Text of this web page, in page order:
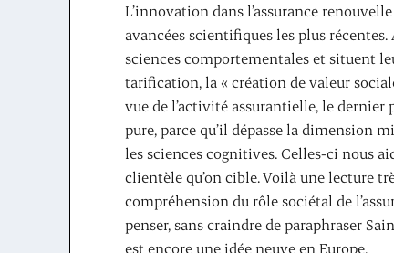
L’innovation dans l’assurance
avancées scientifiques les plus
sciences comportementales et situent
tarification, la « création de valeur
vue de l’activité assurantielle, le
pure, parce qu’il dépasse la dimension
les sciences cognitives. Celles-ci nous
clientèle qu’on cible. Voilà une lecture
compréhension du rôle sociétal de
penser, sans craindre de paraphraser
est encore une idée neuve en Europe.